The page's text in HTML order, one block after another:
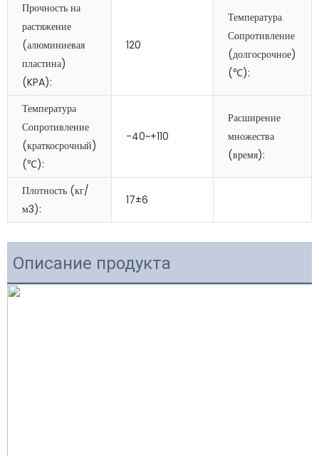
Прочность на
растяжение
(алюминиевая
пластина)
(KPA):
120
Температура
Сопротивление
(долгосрочное)
(℃):
Температура
Сопротивление
(краткосрочный)
(℃):
-40~+110
Расширение
множества
(время):
Плотность (кг/
м3):
17±6
Описание продукта